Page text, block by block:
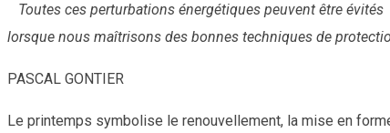
Toutes ces perturbations énergétiques peuvent être évités
lorsque nous maîtrisons des bonnes techniques de
PASCAL GONTIER
Le printemps symbolise le renouvellement, la mise en